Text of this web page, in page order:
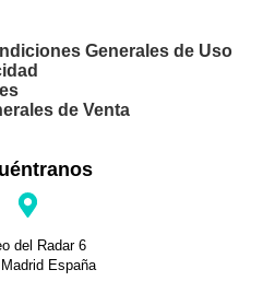
Generales de Uso
de Venta
del Radar 6
España